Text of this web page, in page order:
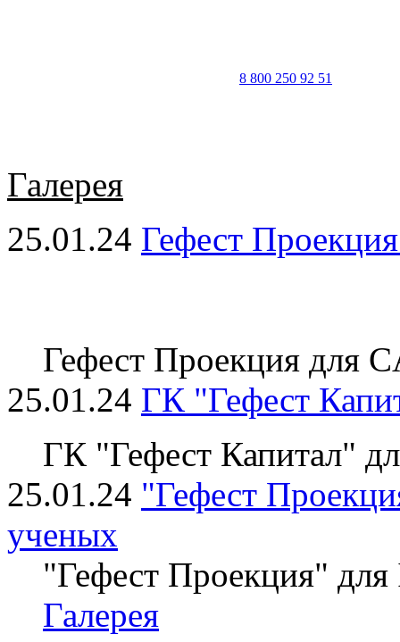
8 800 250 92 51
Галерея
25.01.24 Гефест
Гефест Проекция для
25.01.24 ГК "Гефест
ГК "Гефест Капитал"
25.01.24 "Гефест
ученых
"Гефест Проекция"
Галерея